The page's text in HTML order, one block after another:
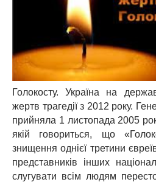
Голокосту. Україна на
жертв трагедії з 2012 року.
прийняла 1 листопада 2005
якій говориться, що
знищення однієї третини євреїв
представників інших
слугувати всім людям